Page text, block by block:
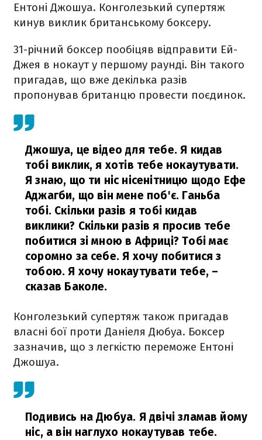
Ентоні Джошуа. Конголезький супертяж
кинув виклик британському боксеру.
31-річний боксер пообіцяв відправити Ей-
Джея в нокаут у першому раунді. Він такого
пригадав, що вже декілька разів
пропонував британцю провести поєдинок.
Джошуа, це відео для тебе. Я кидав
тобі виклик, я хотів тебе нокаутувати.
Я знаю, що ти ніс нісенітницю щодо Ефе
Аджагби, що він мене поб'є. Ганьба
тобі. Скільки разів я тобі кидав
виклики? Скільки разів я просив тебе
побитися зі мною в Африці? Тобі має
соромно за себе. Я хочу побитися з
тобою. Я хочу нокаутувати тебе, –
сказав Баколе.
Конголезький супертяж також пригадав
власні бої проти Даніеля Дюбуа. Боксер
зазначив, що з легкістю переможе Ентоні
Джошуа.
Подивись на Дюбуа. Я двічі зламав йому
ніс, а він наглухо нокаутував тебе.